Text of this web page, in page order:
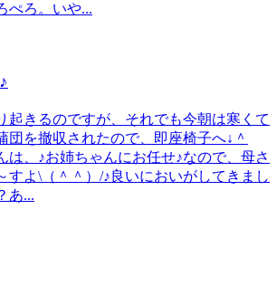
ぺろ。いや...
起きるのですが、それでも今朝は寒くて
団を撤収されたので、即座椅子へ↓＾
は、♪お姉ちゃんにお任せ♪なので、母さ
すよ\（＾＾）/♪良いにおいがしてきまし
あ...